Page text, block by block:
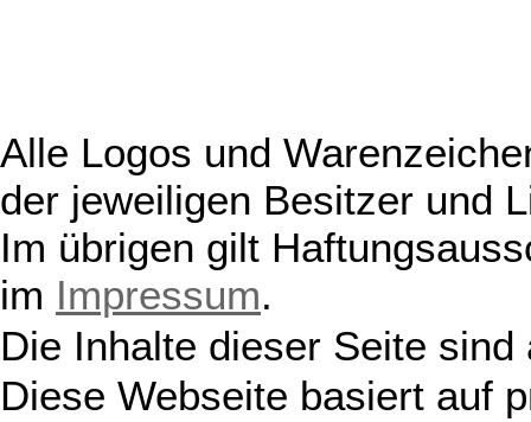
Alle Logos und
der jeweiligen Besitzer und
Im übrigen gilt
im Impressum.
Die Inhalte dieser Seite
Diese Webseite basiert auf